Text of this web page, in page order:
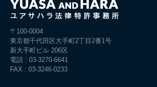
〒100-0004
東京都千代田区大手町2丁目2番1号
新大手町ビル 206区
電話 : 03-3270-6641
FAX : 03-3246-0233